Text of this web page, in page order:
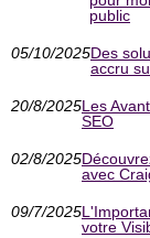
public
05/10/2025Des
accru
20/8/2025Les
SEO
02/8/2025
avec
09/7/2025
votre